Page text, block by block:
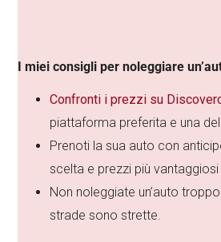
I miei consigli per noleggiare
Confronti i prezzi su
piattaforma preferita e una
Prenoti la sua auto con
scelta e prezzi più vantaggiosi
Non noleggiate un’auto
strade sono strette.